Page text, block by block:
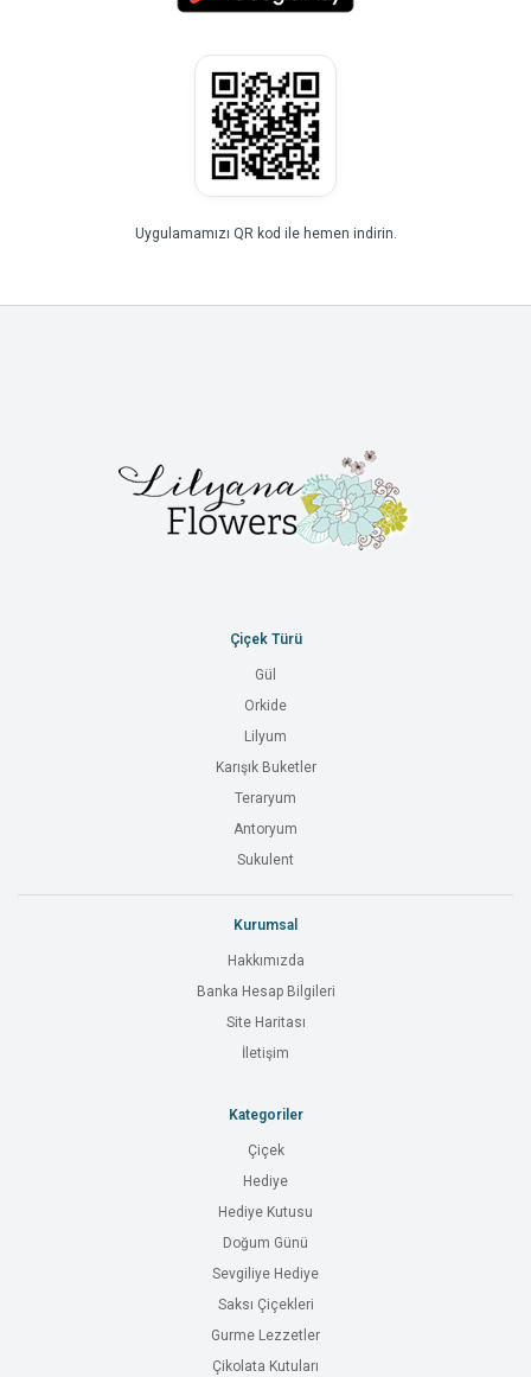
Uygulamamızı QR kod ile hemen indirin.
Çiçek Türü
Gül
Orkide
Lilyum
Karışık Buketler
Teraryum
Antoryum
Sukulent
Kurumsal
Hakkımızda
Banka Hesap Bilgileri
Site Haritası
İletişim
Kategoriler
Çiçek
Hediye
Hediye Kutusu
Doğum Günü
Sevgiliye Hediye
Saksı Çiçekleri
Gurme Lezzetler
Çikolata Kutuları